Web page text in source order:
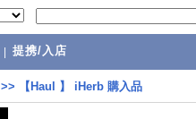
提携/入店
>> 【Haul 】 iHerb 購入品